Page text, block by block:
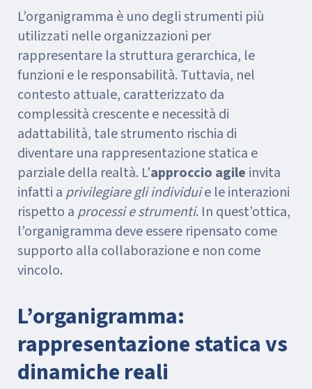
L’organigramma è uno degli strumenti più
utilizzati nelle organizzazioni per
rappresentare la struttura gerarchica, le
funzioni e le responsabilità. Tuttavia, nel
contesto attuale, caratterizzato da
complessità crescente e necessità di
adattabilità, tale strumento rischia di
diventare una rappresentazione statica e
parziale della realtà. L'approccio agile invita
infatti a privilegiare gli individuie le interazioni
rispetto a processi e strumenti. In quest’ottica,
l’organigramma deve essere ripensato come
supporto alla collaborazione e non come
vincolo.
L’organigramma:
rappresentazione statica vs
dinamiche reali